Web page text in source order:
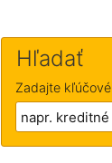
Hľadať
Zadajte